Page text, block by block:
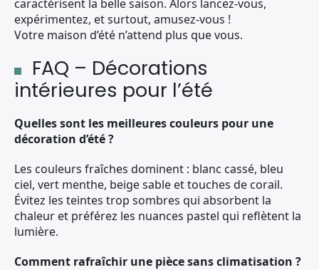
caractérisent la belle saison. Alors lancez-vous,
expérimentez, et surtout, amusez-vous !
Votre maison d’été n’attend plus que vous.
FAQ – Décorations
intérieures pour l’été
Quelles sont les meilleures couleurs pour une
décoration d’été ?
Les couleurs fraîches dominent : blanc cassé, bleu
ciel, vert menthe, beige sable et touches de corail.
Évitez les teintes trop sombres qui absorbent la
chaleur et préférez les nuances pastel qui reflètent la
lumière.
Comment rafraîchir une pièce sans climatisation ?